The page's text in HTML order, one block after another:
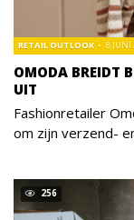
OMODA BREIDT
UIT
RETAIL OUTLOOK 8 JUNI
Fashionretailer
om zijn verzend-
256